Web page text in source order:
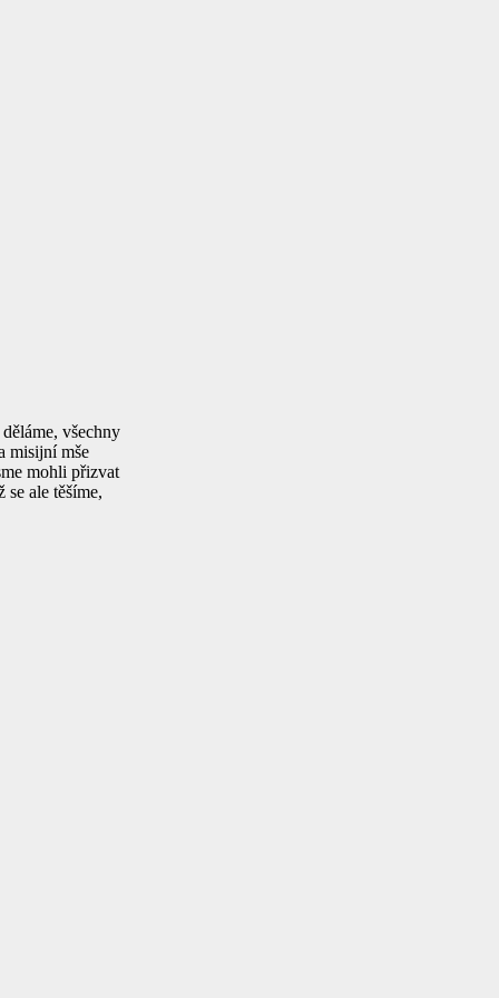
všechny
misijní mše
mohli přizvat
se ale těšíme,